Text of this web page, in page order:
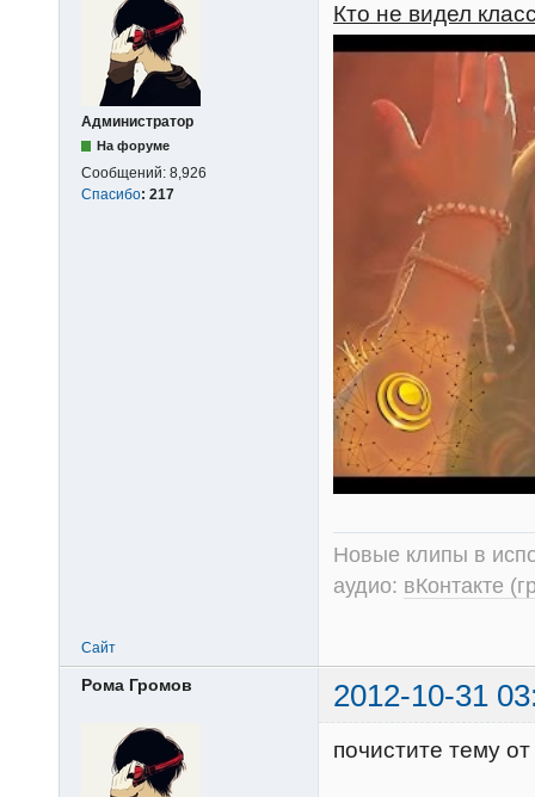
Администратор
На форуме
Сообщений: 8,926
Спасибо: 217
Кто не видел
Новые клипы в
аудио: вКонтакте
Сайт
Рома Громов 2012-10-31
почистите тему